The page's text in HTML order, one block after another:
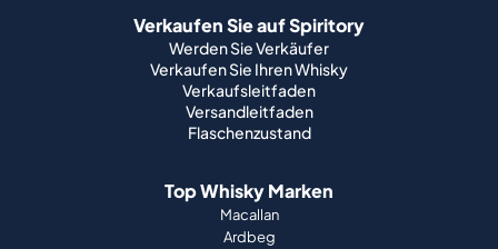
Verkaufen Sie auf Spiritory
Werden Sie Verkäufer
Verkaufen Sie Ihren Whisky
Verkaufsleitfaden
Versandleitfaden
Flaschenzustand
Top Whisky Marken
Macallan
Ardbeg